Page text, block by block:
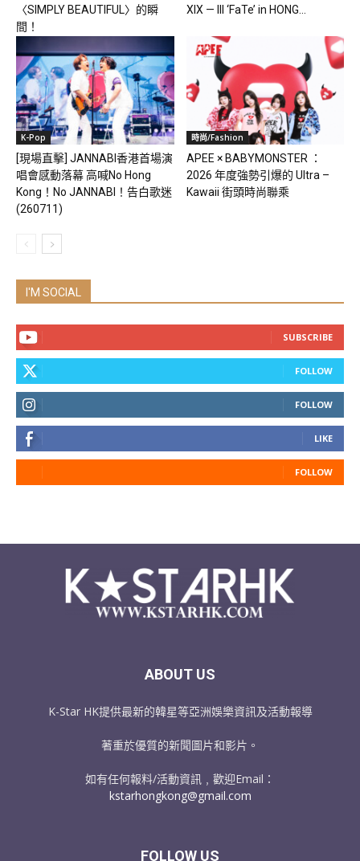
〈SIMPLY BEAUTIFUL〉的瞬
間！
XIX — III ‘FaTe’ in HONG...
K-Pop
[現場直擊] JANNABI香港首場演
唱會感動落幕 高喊No Hong
Kong！No JANNABI！告白歌迷
(260711)
時尚/Fashion
APEE × BABYMONSTER ：
2026 年度強勢引爆的 Ultra –
Kawaii 街頭時尚聯乘
I'M SOCIAL
SUBSCRIBE
FOLLOW
FOLLOW
LIKE
FOLLOW
ABOUT US
K-Star HK提供最新的韓星等亞洲娛樂資訊及活動報導
著重於優質的新聞圖片和影片。
如有任何報料/活動資訊﹐歡迎Email：
kstarhongkong@gmail.com
FOLLOW US